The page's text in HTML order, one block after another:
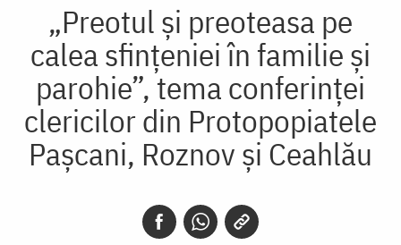
„Preotul și preoteasa pe
calea sfințeniei în familie și
parohie”, tema conferinței
clericilor din Protopopiatele
Pașcani, Roznov și Ceahlău